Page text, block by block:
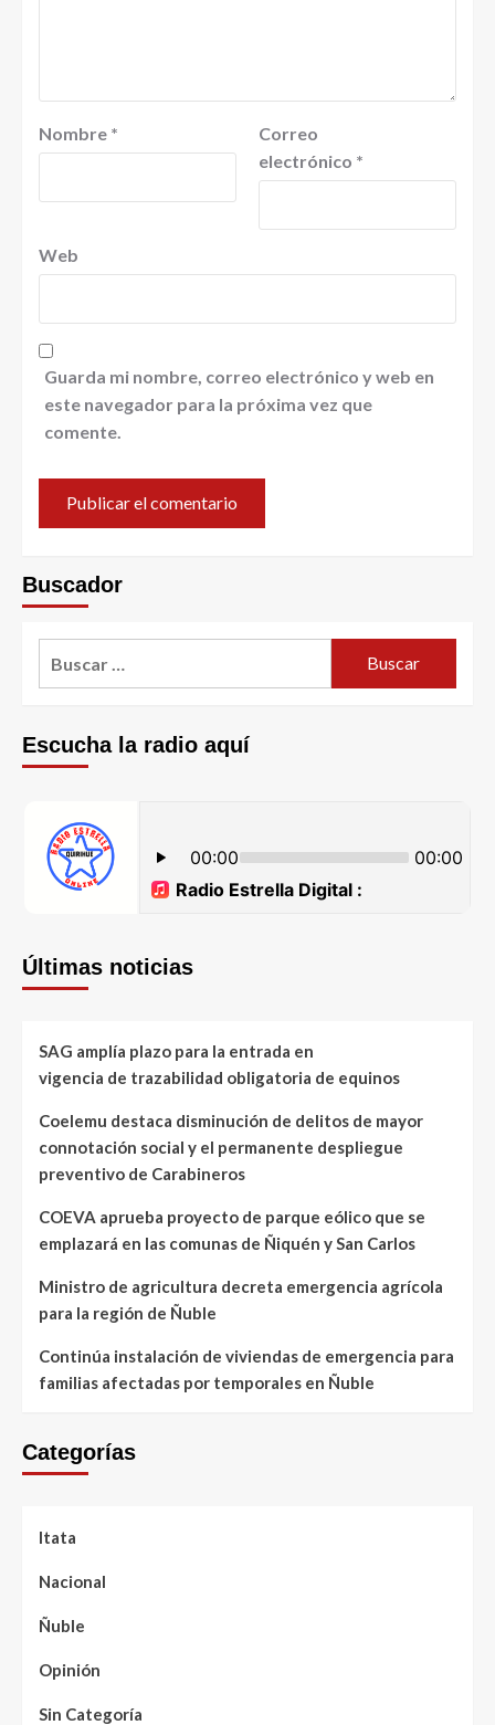
Nombre *
Correo
electrónico *
Web
Guarda mi nombre, correo electrónico y web en
este navegador para la próxima vez que
comente.
Buscador
Escucha la radio aquí
Últimas noticias
SAG amplía plazo para la entrada en
vigencia de trazabilidad obligatoria de equinos
Coelemu destaca disminución de delitos de mayor
connotación social y el permanente despliegue
preventivo de Carabineros
COEVA aprueba proyecto de parque eólico que se
emplazará en las comunas de Ñiquén y San Carlos
Ministro de agricultura decreta emergencia agrícola
para la región de Ñuble
Continúa instalación de viviendas de emergencia para
familias afectadas por temporales en Ñuble
Categorías
Itata
Nacional
Ñuble
Opinión
Sin Categoría